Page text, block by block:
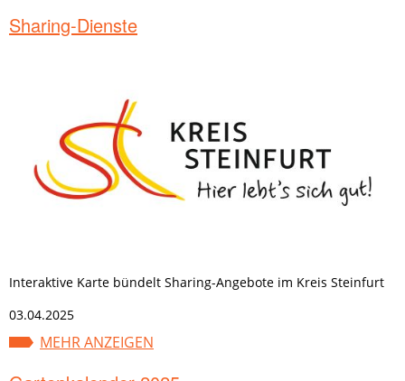
Sharing-Dienste
Interaktive Karte bündelt Sharing-Angebote im Kreis Steinfurt
03.04.2025
MEHR ANZEIGEN